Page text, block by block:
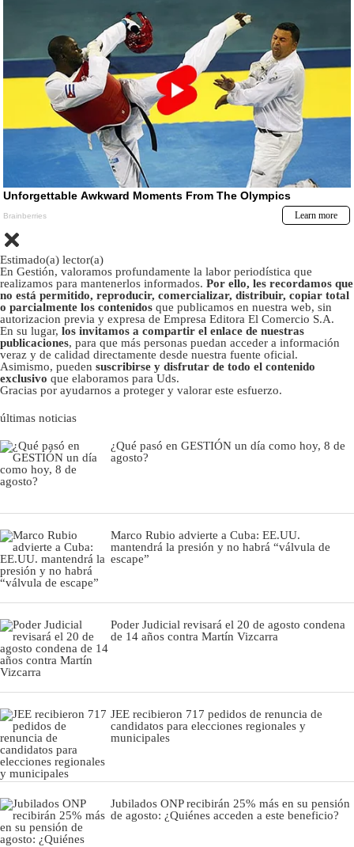
Estimado(a) lector(a)
En Gestión, valoramos profundamente la labor periodística que
realizamos para mantenerlos informados. Por ello, les recordamos que
no está permitido, reproducir, comercializar, distribuir, copiar total
o parcialmente los contenidos que publicamos en nuestra web, sin
autorizacion previa y expresa de Empresa Editora El Comercio S.A.
En su lugar, los invitamos a compartir el enlace de nuestras
publicaciones, para que más personas puedan acceder a información
veraz y de calidad directamente desde nuestra fuente oficial.
Asimismo, pueden suscribirse y disfrutar de todo el contenido
exclusivo que elaboramos para Uds.
Gracias por ayudarnos a proteger y valorar este esfuerzo.
últimas noticias
¿Qué pasó en GESTIÓN un día como hoy, 8 de
agosto?
Marco Rubio advierte a Cuba: EE.UU.
mantendrá la presión y no habrá “válvula de
escape”
Poder Judicial revisará el 20 de agosto condena
de 14 años contra Martín Vizcarra
JEE recibieron 717 pedidos de renuncia de
candidatos para elecciones regionales y
municipales
Jubilados ONP recibirán 25% más en su pensión
de agosto: ¿Quiénes acceden a este beneficio?